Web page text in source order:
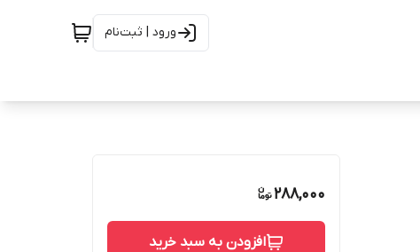
ورود | ثبت‌نام
288,000
افزودن به سبد خرید